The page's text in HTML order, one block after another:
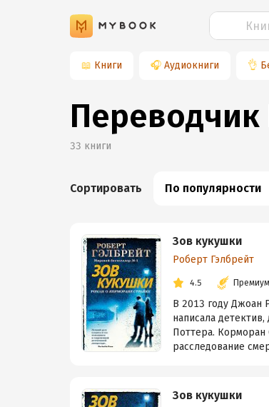
📖 Книги 🎧 Аудиокниги 👌
Переводчик
33 книги
Сортировать По популярности
Зов кукушки
Роберт Гэлбрейт
4.5 Премиум
В 2013 году Джоан
написала
Поттера. Корморан
расследование
Зов кукушки